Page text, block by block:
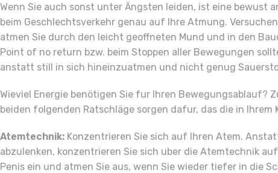
Wenn Sie auch sonst unter Ängsten leiden, ist eine bewust
beim Geschlechtsverkehr genau auf Ihre Atmung.
atmen Sie durch den leicht geoffneten Mund und in den
Point of no return bzw. beim Stoppen aller Bewegungen
anstatt still in sich hineinzuatmen und nicht genug
Wieviel Energie benötigen Sie fur Ihren Bewegungsablauf?
beiden folgenden Ratschläge sorgen dafur, das die in
Atemtechnik: Konzentrieren Sie sich auf Ihren Atem.
abzulenken, konzentrieren Sie sich uber die Atemtechnik
Penis ein und atmen Sie aus, wenn Sie wieder tiefer in die